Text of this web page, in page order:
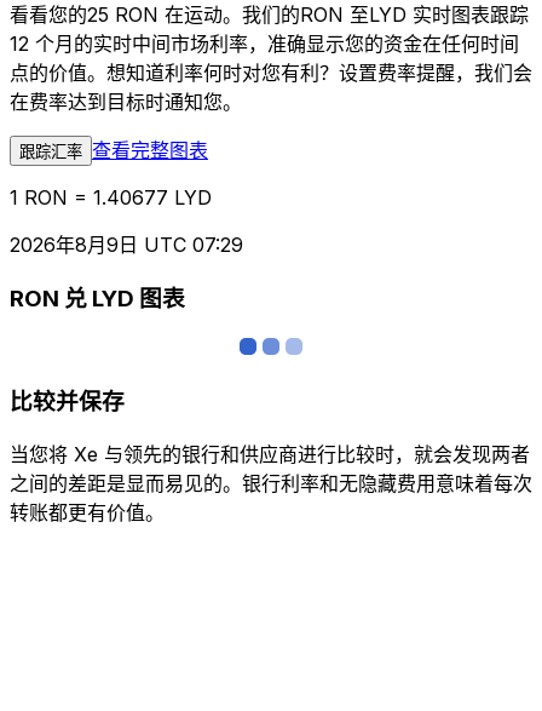
看看您的25 RON 在运动。我们的RON 至LYD 实时图表跟踪
12 个月的实时中间市场利率，准确显示您的资金在任何时间
点的价值。想知道利率何时对您有利？设置费率提醒，我们会
在费率达到目标时通知您。
跟踪汇率 查看完整图表
1 RON = 1.40677 LYD
2026年8月9日 UTC 07:29
RON 兑 LYD 图表
比较并保存
当您将 Xe 与领先的银行和供应商进行比较时，就会发现两者
之间的差距是显而易见的。银行利率和无隐藏费用意味着每次
转账都更有价值。